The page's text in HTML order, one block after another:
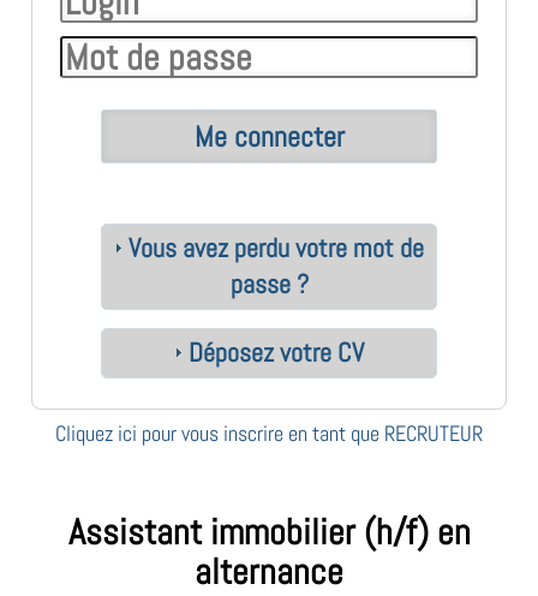
Vous avez perdu votre mot de
passe ?
Déposez votre CV
Cliquez ici pour vous inscrire en tant que RECRUTEUR
Assistant immobilier (h/f) en
alternance